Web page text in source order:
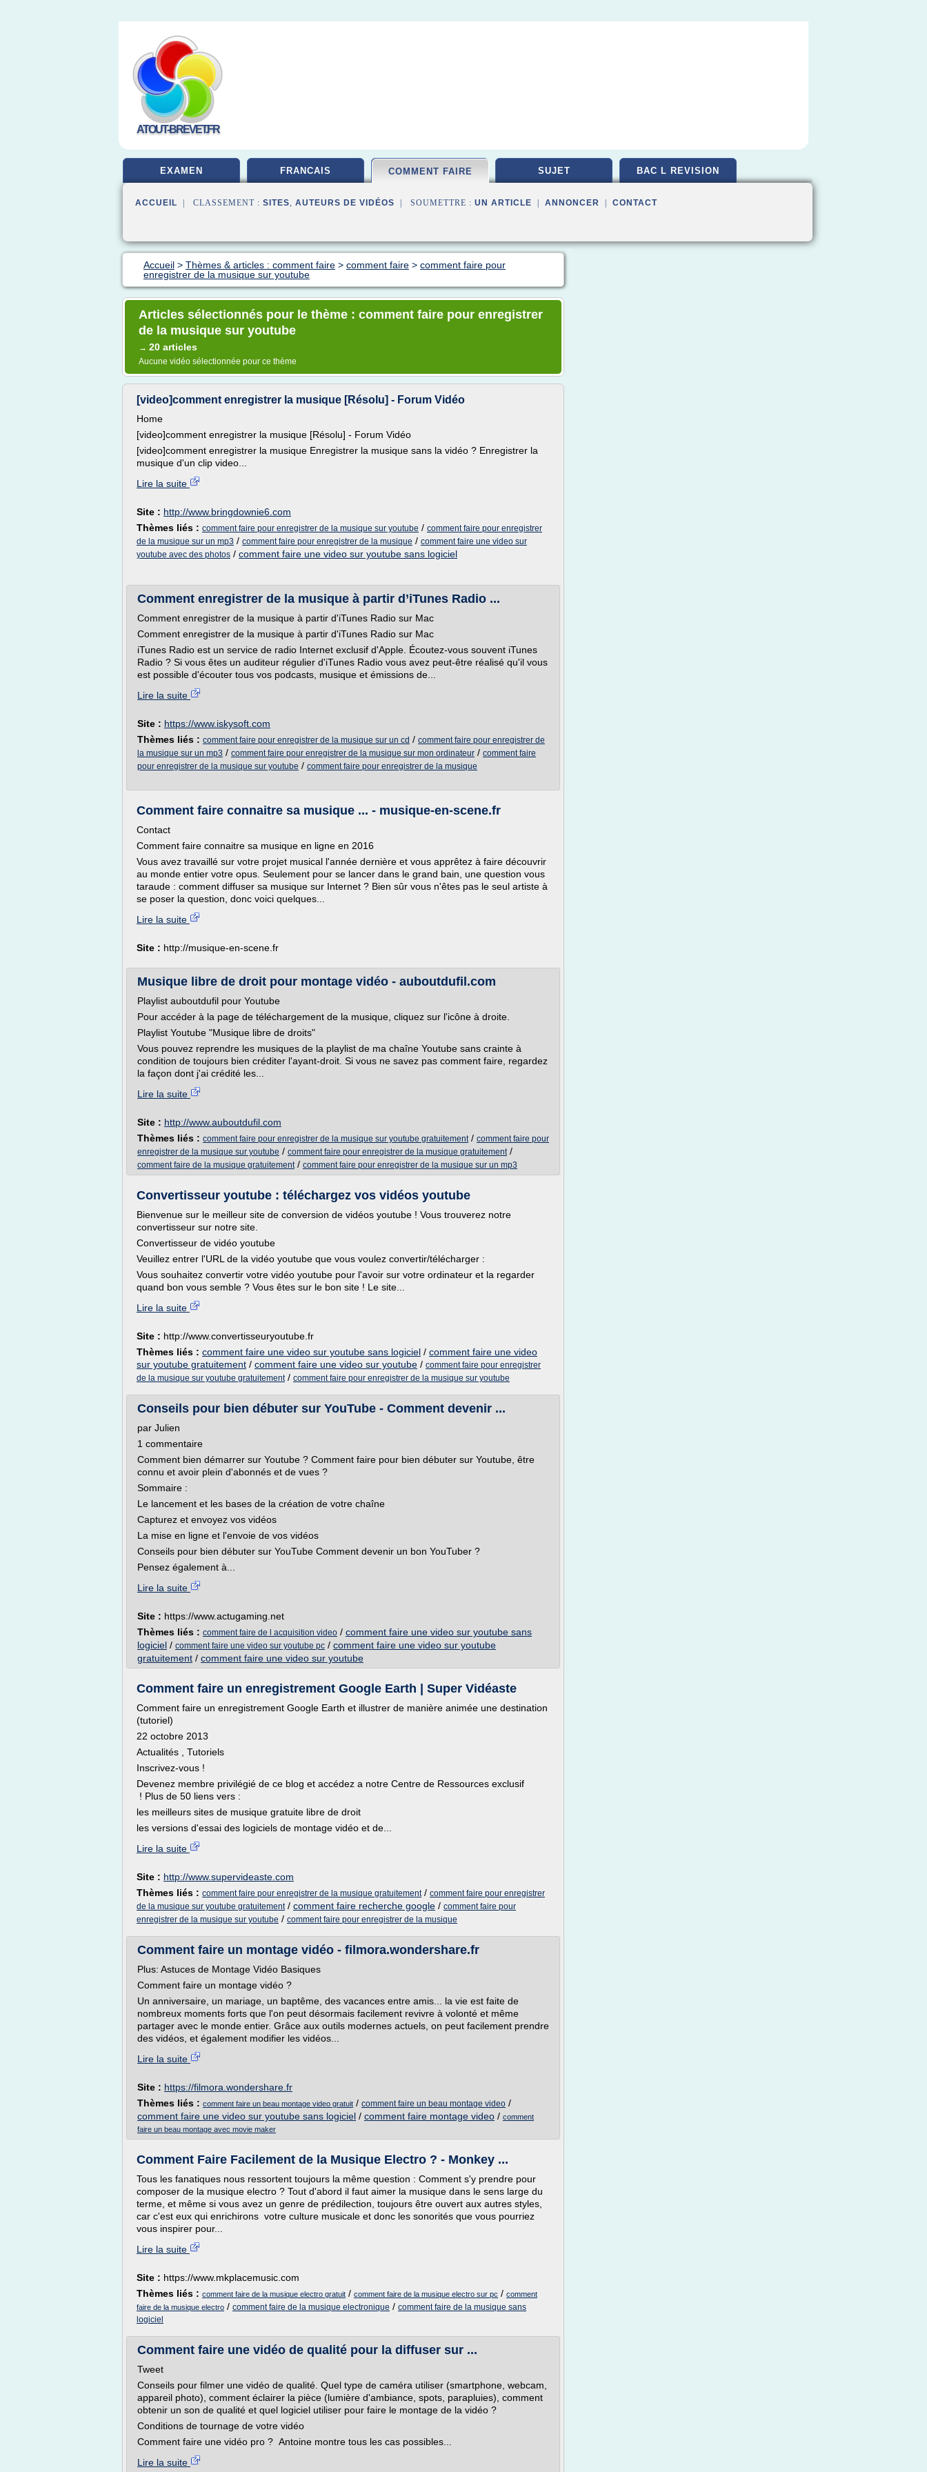
ATOUT-BREVET.FR
EXAMEN FRANCAIS COMMENT FAIRE SUJET BAC L REVISION
ACCUEIL | CLASSEMENT : SITES, AUTEURS DE VIDÉOS | SOUMETTRE : UN ARTICLE ANNONCER CONTACT
Accueil > Thèmes & articles : comment faire > comment faire > comment faire pour
enregistrer de la musique sur youtube
Articles sélectionnés pour le thème : comment faire pour enregistrer
de la musique sur youtube
→ 20 articles
Aucune vidéo sélectionnée pour ce thème
[video]comment enregistrer la musique [Résolu] - Forum Vidéo
Home
[video]comment enregistrer la musique [Résolu] - Forum Vidéo
[video]comment enregistrer la musique Enregistrer la musique sans la vidéo ? Enregistrer la
musique d'un clip video...
Lire la suite
Site : http://www.bringdownie6.com
Thèmes liés : comment faire pour enregistrer de la musique sur youtube / comment faire pour enregistrer
de la musique sur un mp3 / comment faire pour enregistrer de la musique / comment faire une video sur
youtube avec des photos / comment faire une video sur youtube sans logiciel
Comment enregistrer de la musique à partir d’iTunes Radio ...
Comment enregistrer de la musique à partir d'iTunes Radio sur Mac
Comment enregistrer de la musique à partir d'iTunes Radio sur Mac
iTunes Radio est un service de radio Internet exclusif d'Apple. Écoutez-vous souvent iTunes
Radio ? Si vous êtes un auditeur régulier d'iTunes Radio vous avez peut-être réalisé qu'il vous
est possible d'écouter tous vos podcasts, musique et émissions de...
Lire la suite
Site : https://www.iskysoft.com
Thèmes liés : comment faire pour enregistrer de la musique sur un cd / comment faire pour enregistrer de
la musique sur un mp3 / comment faire pour enregistrer de la musique sur mon ordinateur / comment faire
pour enregistrer de la musique sur youtube / comment faire pour enregistrer de la musique
Comment faire connaitre sa musique ... - musique-en-scene.fr
Contact
Comment faire connaitre sa musique en ligne en 2016
Vous avez travaillé sur votre projet musical l'année dernière et vous apprêtez à faire découvrir
au monde entier votre opus. Seulement pour se lancer dans le grand bain, une question vous
taraude : comment diffuser sa musique sur Internet ? Bien sûr vous n'êtes pas le seul artiste à
se poser la question, donc voici quelques...
Lire la suite
Site : http://musique-en-scene.fr
Musique libre de droit pour montage vidéo - auboutdufil.com
Playlist auboutdufil pour Youtube
Pour accéder à la page de téléchargement de la musique, cliquez sur l'icône à droite.
Playlist Youtube "Musique libre de droits"
Vous pouvez reprendre les musiques de la playlist de ma chaîne Youtube sans crainte à
condition de toujours bien créditer l'ayant-droit. Si vous ne savez pas comment faire, regardez
la façon dont j'ai crédité les...
Lire la suite
Site : http://www.auboutdufil.com
Thèmes liés : comment faire pour enregistrer de la musique sur youtube gratuitement/ comment faire pour
enregistrer de la musique sur youtube / comment faire pour enregistrer de la musique gratuitement/
comment faire de la musique gratuitement/ comment faire pour enregistrer de la musique sur un mp3
Convertisseur youtube : téléchargez vos vidéos youtube
Bienvenue sur le meilleur site de conversion de vidéos youtube ! Vous trouverez notre
convertisseur sur notre site.
Convertisseur de vidéo youtube
Veuillez entrer l'URL de la vidéo youtube que vous voulez convertir/télécharger :
Vous souhaitez convertir votre vidéo youtube pour l'avoir sur votre ordinateur et la regarder
quand bon vous semble ? Vous êtes sur le bon site ! Le site...
Lire la suite
Site : http://www.convertisseuryoutube.fr
Thèmes liés : comment faire une video sur youtube sans logiciel / comment faire une video
sur youtube gratuitement / comment faire une video sur youtube / comment faire pour enregistrer
de la musique sur youtube gratuitement/ comment faire pour enregistrer de la musique sur youtube
Conseils pour bien débuter sur YouTube - Comment devenir ...
par Julien
1 commentaire
Comment bien démarrer sur Youtube ? Comment faire pour bien débuter sur Youtube, être
connu et avoir plein d'abonnés et de vues ?
Sommaire :
Le lancement et les bases de la création de votre chaîne
Capturez et envoyez vos vidéos
La mise en ligne et l'envoie de vos vidéos
Conseils pour bien débuter sur YouTube Comment devenir un bon YouTuber ?
Pensez également à...
Lire la suite
Site : https://www.actugaming.net
Thèmes liés : comment faire de l acquisition video / comment faire une video sur youtube sans
logiciel / comment faire une video sur youtube pc / comment faire une video sur youtube
gratuitement / comment faire une video sur youtube
Comment faire un enregistrement Google Earth | Super Vidéaste
Comment faire un enregistrement Google Earth et illustrer de manière animée une destination
(tutoriel)
22 octobre 2013
Actualités , Tutoriels
Inscrivez-vous !
Devenez membre privilégié de ce blog et accédez a notre Centre de Ressources exclusif
! Plus de 50 liens vers :
les meilleurs sites de musique gratuite libre de droit
les versions d'essai des logiciels de montage vidéo et de...
Lire la suite
Site : http://www.supervideaste.com
Thèmes liés : comment faire pour enregistrer de la musique gratuitement/ comment faire pour enregistrer
de la musique sur youtube gratuitement/ comment faire recherche google / comment faire pour
enregistrer de la musique sur youtube / comment faire pour enregistrer de la musique
Comment faire un montage vidéo - filmora.wondershare.fr
Plus: Astuces de Montage Vidéo Basiques
Comment faire un montage vidéo ?
Un anniversaire, un mariage, un baptême, des vacances entre amis... la vie est faite de
nombreux moments forts que l'on peut désormais facilement revivre à volonté et même
partager avec le monde entier. Grâce aux outils modernes actuels, on peut facilement prendre
des vidéos, et également modifier les vidéos...
Lire la suite
Site : https://filmora.wondershare.fr
Thèmes liés : comment faire un beau montage video gratuit / comment faire un beau montage video /
comment faire une video sur youtube sans logiciel / comment faire montage video / comment
faire un beau montage avec movie maker
Comment Faire Facilement de la Musique Electro ? - Monkey ...
Tous les fanatiques nous ressortent toujours la même question : Comment s'y prendre pour
composer de la musique electro ? Tout d'abord il faut aimer la musique dans le sens large du
terme, et même si vous avez un genre de prédilection, toujours être ouvert aux autres styles,
car c'est eux qui enrichirons votre culture musicale et donc les sonorités que vous pourriez
vous inspirer pour...
Lire la suite
Site : https://www.mkplacemusic.com
Thèmes liés : comment faire de la musique electro gratuit / comment faire de la musique electro sur pc / comment
faire de la musique electro / comment faire de la musique electronique / comment faire de la musique sans
logiciel
Comment faire une vidéo de qualité pour la diffuser sur ...
Tweet
Conseils pour filmer une vidéo de qualité. Quel type de caméra utiliser (smartphone, webcam,
appareil photo), comment éclairer la pièce (lumière d'ambiance, spots, parapluies), comment
obtenir un son de qualité et quel logiciel utiliser pour faire le montage de la vidéo ?
Conditions de tournage de votre vidéo
Comment faire une vidéo pro ? Antoine montre tous les cas possibles...
Lire la suite